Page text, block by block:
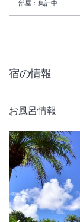
部屋： 集計中
宿の情報
お風呂情報